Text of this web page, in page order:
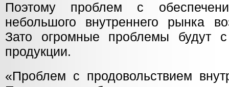
Поэтому проблем с
небольшого внутреннего рынка
Зато огромные проблемы будут с
продукции.
«Проблем с продовольствием